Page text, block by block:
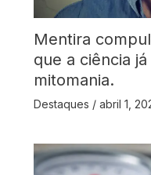
Mentira
que a ciência
mitomania.
Destaques / abril 1,